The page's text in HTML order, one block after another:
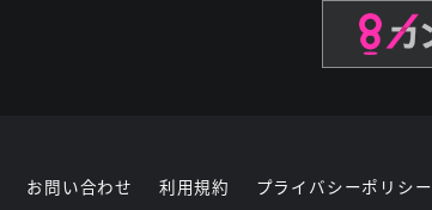
お問い合わせ 利用規約 プライバシーポリシー